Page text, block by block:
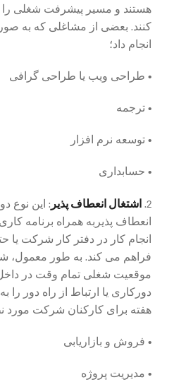
هستند و مسیر پیشرفت شغلی را
کنند. بعضی از مشاغلی که به
انجام داد؛
• طراحی ویب یا طراحی گرافی
• ترجمه
• توسعه نرم افزار
• حسابداری
2. اشتغال انعطاف پذیر : این نوع
انعطاف پذیربه همراه برنامه
انجام کار در دفتر کار شرکت یا
فراهم می کند. به طور معمول،
موقعیت شغلی تمام وقت در
دورکاری یا ارتباط از راه دور را
هفته برای کارکنان شرکت مورد
• فروش و بازاریابی
• مدیریت پروژه